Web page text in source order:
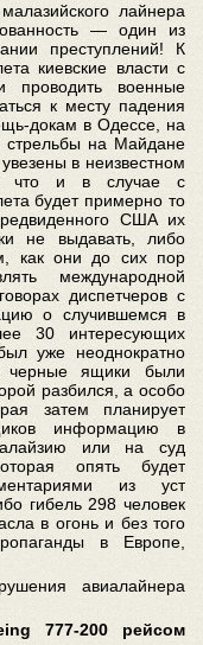
лайнера
— один из
преступлений! К
киевские власти с
проводить военные
к месту падения
докам в Одессе, на
стрельбы на Майдане
в неизвестном
что и в случае с
будет примерно то
США их
не выдавать, либо
как они до сих пор
международной
диспетчеров с
о случившемся в
30 интересующих
уже неоднократно
ящики были
разбился, а особо
затем планирует
информацию в
или на суд
опять будет
из уст
гибель 298 человек
в огонь и без того
в Европе,
авиалайнера
777-200 рейсом